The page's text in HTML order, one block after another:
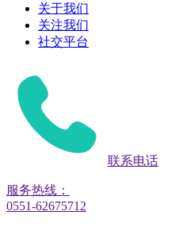
关于我们
关注我们
社交平台
联系电话
服务热线：
0551-62675712